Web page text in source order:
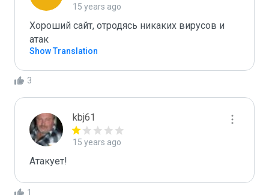
15 years ago
Хороший сайт, отродясь никаких вирусов и
атак
Show Translation
3
kbj61
15 years ago
Атакует!
1